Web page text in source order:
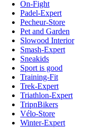
On-Fight
Padel-Expert
Pecheur-Store
Pet and Garden
Slowood Interior
Smash-Expert
Sneakids
Sport is good
Training-Fit
Trek-Expert
Triathlon-Expert
TripnBikers
Vélo-Store
Winter-Expert